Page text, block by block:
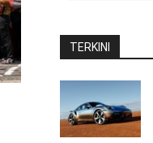
TERKINI